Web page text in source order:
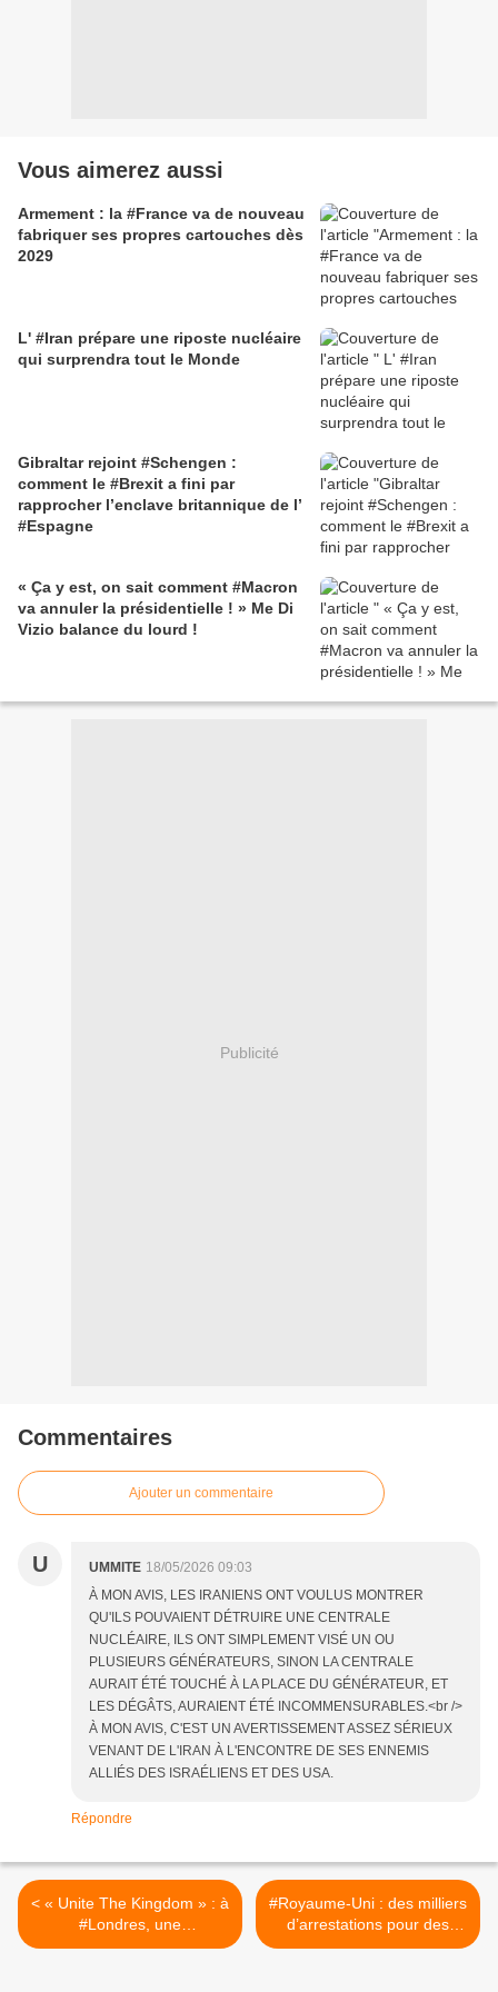
Vous aimerez aussi
Armement : la #France va de nouveau
fabriquer ses propres cartouches dès
2029
L' #Iran prépare une riposte nucléaire
qui surprendra tout le Monde
Gibraltar rejoint #Schengen :
comment le #Brexit a fini par
rapprocher l’enclave britannique de l’
#Espagne
« Ça y est, on sait comment #Macron
va annuler la présidentielle ! » Me Di
Vizio balance du lourd !
Publicité
Commentaires
Ajouter un commentaire
U UMMITE 18/05/2026 09:03
À MON AVIS, LES IRANIENS ONT VOULUS MONTRER
QU'ILS POUVAIENT DÉTRUIRE UNE CENTRALE
NUCLÉAIRE, ILS ONT SIMPLEMENT VISÉ UN OU
PLUSIEURS GÉNÉRATEURS, SINON LA CENTRALE
AURAIT ÉTÉ TOUCHÉ À LA PLACE DU GÉNÉRATEUR, ET
LES DÉGÂTS, AURAIENT ÉTÉ INCOMMENSURABLES.<br />
À MON AVIS, C'EST UN AVERTISSEMENT ASSEZ SÉRIEUX
VENANT DE L'IRAN À L'ENCONTRE DE SES ENNEMIS
ALLIÉS DES ISRAÉLIENS ET DES USA.
Répondre
< « Unite The Kingdom » : à
#Londres, une
démonstration de force
#Royaume-Uni : des milliers
d’arrestations pour des
messages en ligne au nom